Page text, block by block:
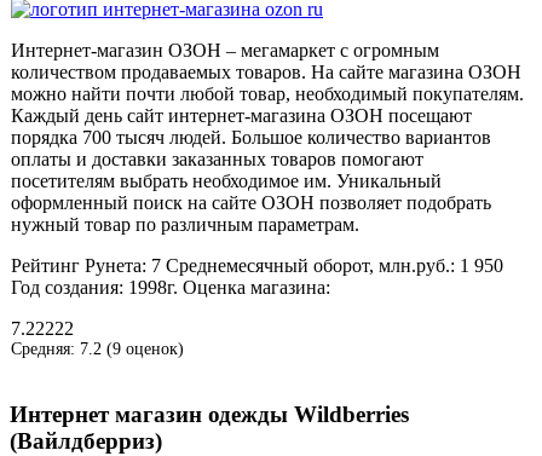
Интернет-магазин ОЗОН – мегамаркет с огромным
количеством продаваемых товаров. На сайте магазина ОЗОН
можно найти почти любой товар, необходимый покупателям.
Каждый день сайт интернет-магазина ОЗОН посещают
порядка 700 тысяч людей. Большое количество вариантов
оплаты и доставки заказанных товаров помогают
посетителям выбрать необходимое им. Уникальный
оформленный поиск на сайте ОЗОН позволяет подобрать
нужный товар по различным параметрам.
Рейтинг Рунета: 7 Среднемесячный оборот, млн.руб.: 1 950
Год создания: 1998г. Оценка магазина:
7.22222
Средняя: 7.2 (9 оценок)
Интернет магазин одежды Wildberries
(Вайлдберриз)